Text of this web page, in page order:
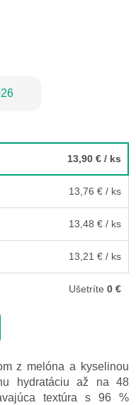
13,90 € / ks
13,76 € / ks
13,48 € / ks
13,21 € / ks
Ušetríte 0 €
z melóna a kyselinou
hydratáciu až na 48
textúra s 96 %